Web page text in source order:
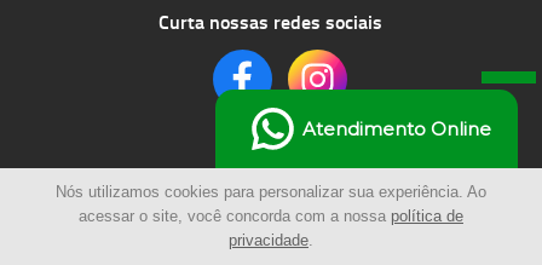
Curta nossas redes sociais
© 2023 | Amplitude Soluções Acústicas LTDA | Todos os Direitos Reservados
Atendimento Online
Nós utilizamos cookies para personalizar sua experiência. Ao
acessar o site, você concorda com a nossa política de
privacidade.